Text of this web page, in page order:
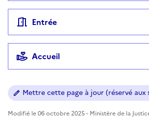
Entrée
Accueil
Mettre cette page à jour (réservé aux
Modifié le 06 octobre 2025 - Ministère de la